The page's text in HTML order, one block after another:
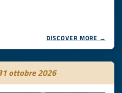
DISCOVER MORE →
ottobre 2026